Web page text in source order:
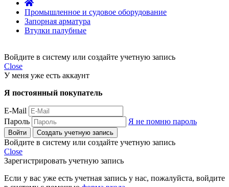
Промышленное и судовое оборудование
Запорная арматура
Втулки палубные
Войдите в систему или создайте учетную запись
Close
У меня уже есть аккаунт
Я постоянный покупатель
E-Mail
Пароль
Я не помню пароль
Войти Создать учетную запись
Войдите в систему или создайте учетную запись
Close
Зарегистрировать учетную запись
Если у вас уже есть учетная запись у нас, пожалуйста, войдите